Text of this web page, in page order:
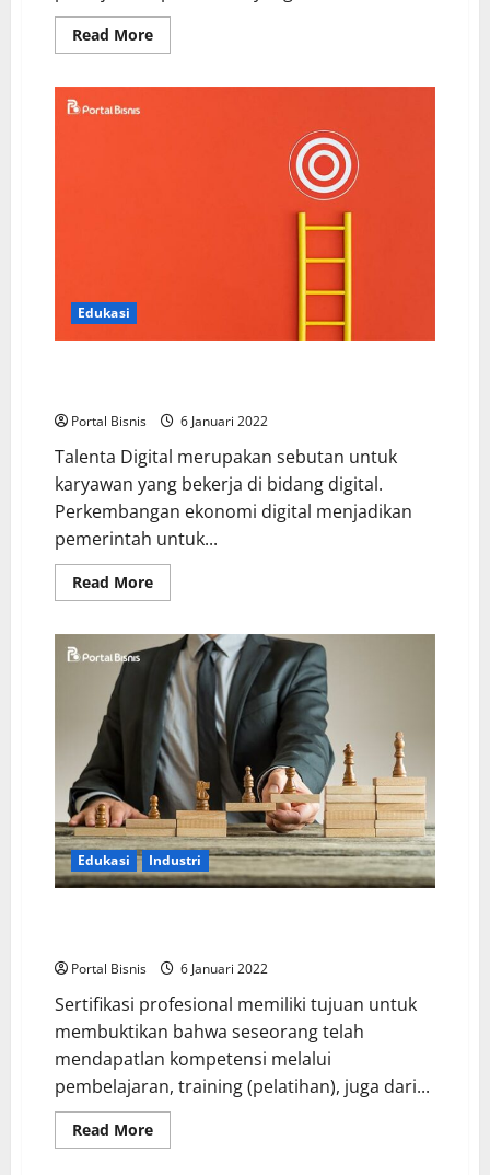
Read More
Edukasi
Portal Bisnis 6 Januari 2022
Talenta Digital merupakan sebutan untuk
karyawan yang bekerja di bidang digital.
Perkembangan ekonomi digital menjadikan
pemerintah untuk...
Read More
Edukasi Industri
Portal Bisnis 6 Januari 2022
Sertifikasi profesional memiliki tujuan untuk
membuktikan bahwa seseorang telah
mendapatlan kompetensi melalui
pembelajaran, training (pelatihan), juga dari...
Read More